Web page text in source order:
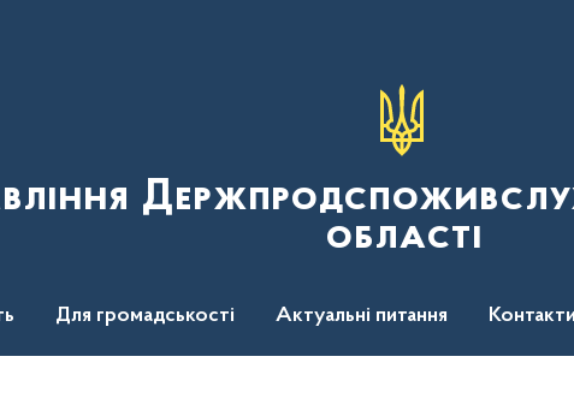
області
Для громадськості Актуальні питання Контакти